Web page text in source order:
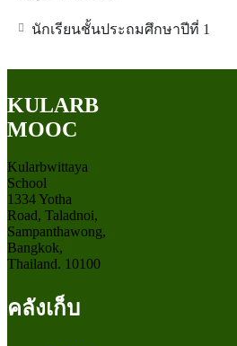
นักเรียนชั้นประถมศึกษาปีที่ 1
KULARB
MOOC
Kularbwittaya
School
1334 Yotha
Road, Taladnoi,
Sampanthawong,
Bangkok,
Thailand. 10100
คลังเก็บ